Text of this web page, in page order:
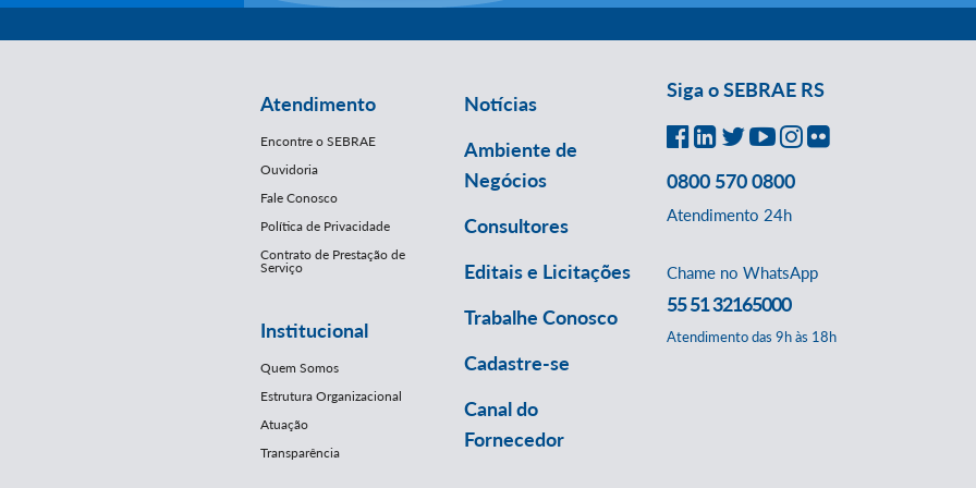
Atendimento
Encontre o SEBRAE
Ouvidoria
Fale Conosco
Política de Privacidade
Contrato de Prestação de
Serviço
Institucional
Quem Somos
Estrutura Organizacional
Atuação
Transparência
Notícias
Ambiente de
Negócios
Consultores
Editais e Licitações
Trabalhe Conosco
Cadastre-se
Canal do
Fornecedor
Siga o SEBRAE RS
0800 570 0800
Atendimento 24h
Chame no WhatsApp
55 51 32165000
Atendimento das 9h às 18h